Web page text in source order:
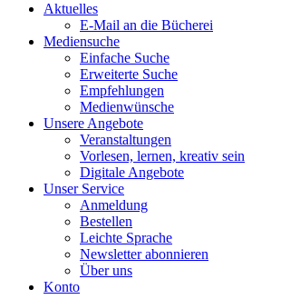
Aktuelles
E-Mail an die Bücherei
Mediensuche
Einfache Suche
Erweiterte Suche
Empfehlungen
Medienwünsche
Unsere Angebote
Veranstaltungen
Vorlesen, lernen, kreativ sein
Digitale Angebote
Unser Service
Anmeldung
Bestellen
Leichte Sprache
Newsletter abonnieren
Über uns
Konto